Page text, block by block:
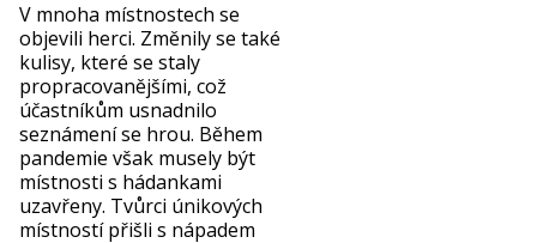
V mnoha místnostech se
objevili herci. Změnily se také
kulisy, které se staly
propracovanějšími, což
účastníkům usnadnilo
seznámení se hrou. Během
pandemie však musely být
místnosti s hádankami
uzavřeny. Tvůrci únikových
místností přišli s nápadem